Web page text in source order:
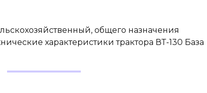
общего назначения
характеристики трактора ВТ-130 База